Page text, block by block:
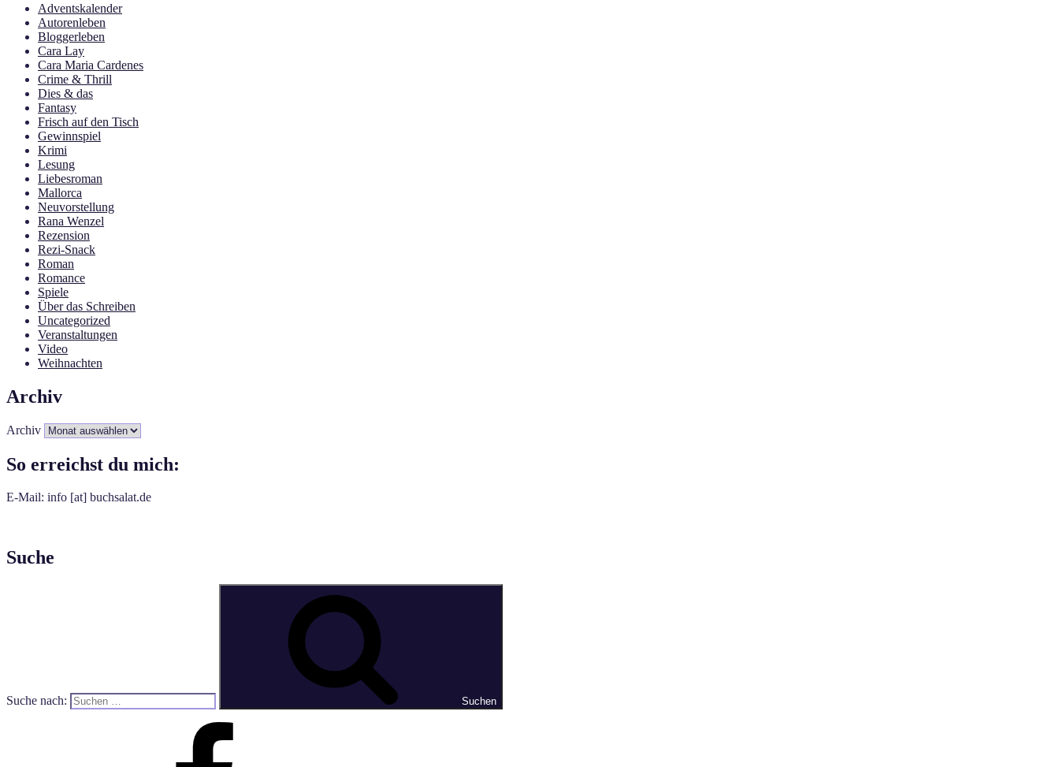
Adventskalender
Autorenleben
Bloggerleben
Cara Lay
Cara Maria Cardenes
Crime & Thrill
Dies & das
Fantasy
Frisch auf den Tisch
Gewinnspiel
Krimi
Lesung
Liebesroman
Mallorca
Neuvorstellung
Rana Wenzel
Rezension
Rezi-Snack
Roman
Romance
Spiele
Über das Schreiben
Uncategorized
Veranstaltungen
Video
Weihnachten
Archiv
Archiv
So erreichst du mich:
E-Mail: info [at] buchsalat.de
Suche
Suche nach: Suchen